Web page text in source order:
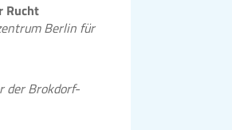
Rucht
Berlin für
der Brokdorf-